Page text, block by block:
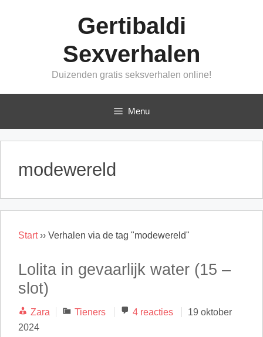
Gertibaldi
Sexverhalen
Duizenden gratis seksverhalen online!
Menu
modewereld
Start›› Verhalen via de tag "modewereld"
Lolita in gevaarlijk water (15 –
slot)
Zara Categorieën
Tieners 4 reacties
19 oktober
2024